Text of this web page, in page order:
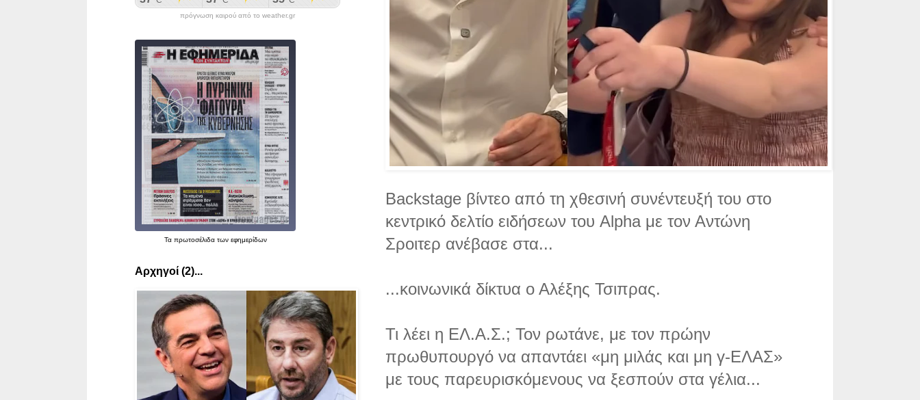
Backstage βίντεο από τη χθεσινή συνέντευξή του στο
κεντρικό δελτίο ειδήσεων του Alpha με τον Αντώνη
Σροιτερ ανέβασε στα...
...κοινωνικά δίκτυα ο Αλέξης Τσιπρας.
Τι λέει η ΕΛ.Α.Σ.; Τον ρωτάνε, με τον πρώην
πρωθυπουργό να απαντάει «μη μιλάς και μη γ-ΕΛΑΣ»
με τους παρευρισκόμενους να ξεσπούν στα γέλια...
πρόγνωση καιρού από το weather.gr
Τα πρωτοσέλιδατων εφημερίδων
Αρχηγοί (2)...